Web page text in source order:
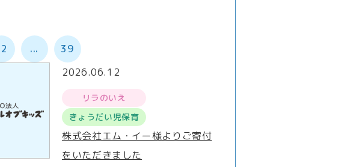
...
39
2026.06.12
リラのいえ
きょうだい児保育
株式会社エム・イー様よりご寄付
をいただきました